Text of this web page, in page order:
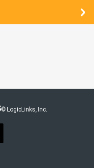
© LogicLinks, Inc.